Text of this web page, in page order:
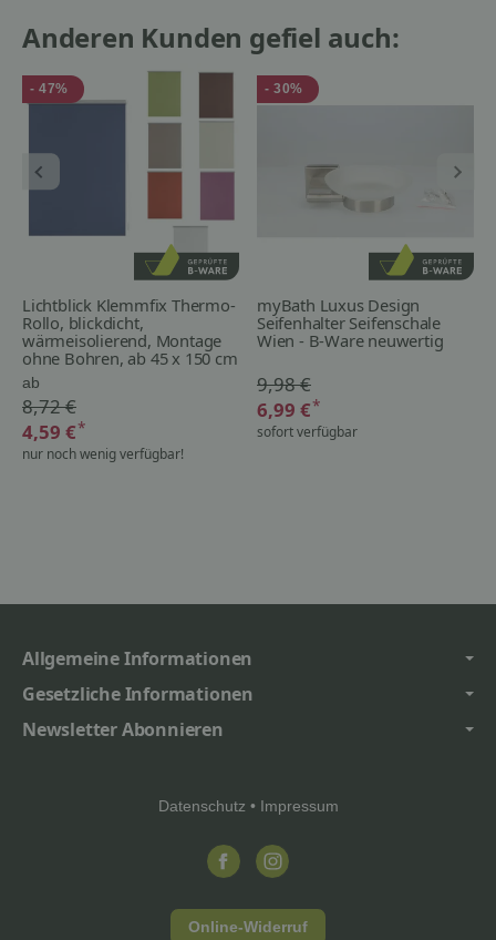
Anderen Kunden gefiel auch:
- 47%
Lichtblick Klemmfix Thermo-
Rollo, blickdicht,
wärmeisolierend, Montage
ohne Bohren, ab 45 x 150 cm
- B-Ware
ab
8,72 €
4,59 €*
nur noch wenig verfügbar!
- 30%
myBath Luxus Design
Seifenhalter Seifenschale
Wien - B-Ware neuwertig
9,98 €
6,99 €*
sofort verfügbar
Allgemeine Informationen
Gesetzliche Informationen
Newsletter Abonnieren
Datenschutz • Impressum
Online-Widerruf